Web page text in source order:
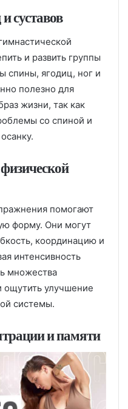
суставов
и развить группы
ягодиц, ног и
полезно для
жизни, так как
со спиной и
помогают
форму. Они могут
координацию и
интенсивность
множества
ощутить улучшение
системы.
и памяти